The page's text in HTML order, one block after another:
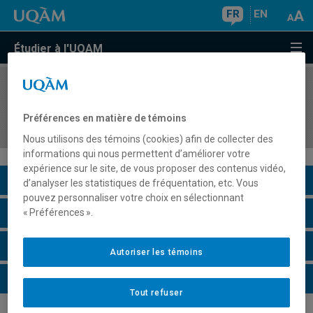
FR EN
Étudier à l'UQAM
COURS//
gestion de portefeuille
Description du cours
Horaire - Été 2026
Horaire - Automne 2026
Horaire - Hiver 2027
Préférences en matière de témoins
Nous utilisons des témoins (cookies) afin de collecter des
informations qui nous permettent d’améliorer votre
expérience sur le site, de vous proposer des contenus vidéo,
d’analyser les statistiques de fréquentation, etc. Vous
pouvez personnaliser votre choix en sélectionnant
« Préférences ».
Tout refuser
Autoriser les témoins